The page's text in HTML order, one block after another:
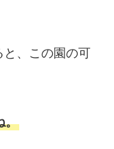
、この園の可
。